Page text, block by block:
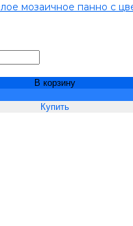
мозаичное панно с
В корзину